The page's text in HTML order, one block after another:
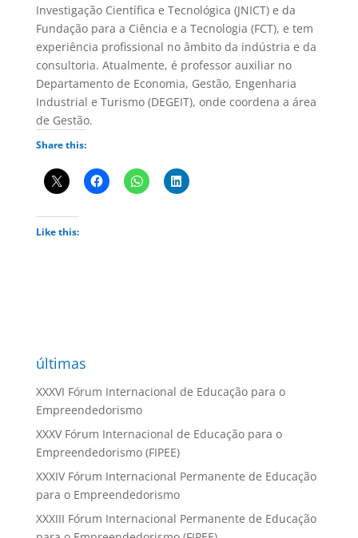
Investigação Científica e Tecnológica (JNICT) e da
Fundação para a Ciência e a Tecnologia (FCT), e tem
experiência profissional no âmbito da indústria e da
consultoria. Atualmente, é professor auxiliar no
Departamento de Economia, Gestão, Engenharia
Industrial e Turismo (DEGEIT), onde coordena a área
de Gestão.
Share this:
Like this:
últimas
XXXVI Fórum Internacional de Educação para o
Empreendedorismo
XXXV Fórum Internacional de Educação para o
Empreendedorismo (FIPEE)
XXXIV Fórum Internacional Permanente de Educação
para o Empreendedorismo
XXXIII Fórum Internacional Permanente de Educação